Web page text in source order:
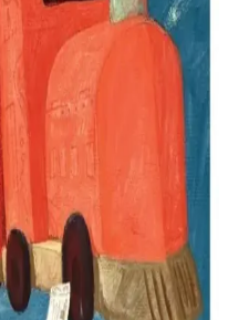
İlk Deneme,
karşılaştığı zorluklar,
alınarak ilk denemede
Lamel Setleri:
çözünürlük ve dayanıklılık
eder. Farklı boyut ve
tıbbi uygulamalara